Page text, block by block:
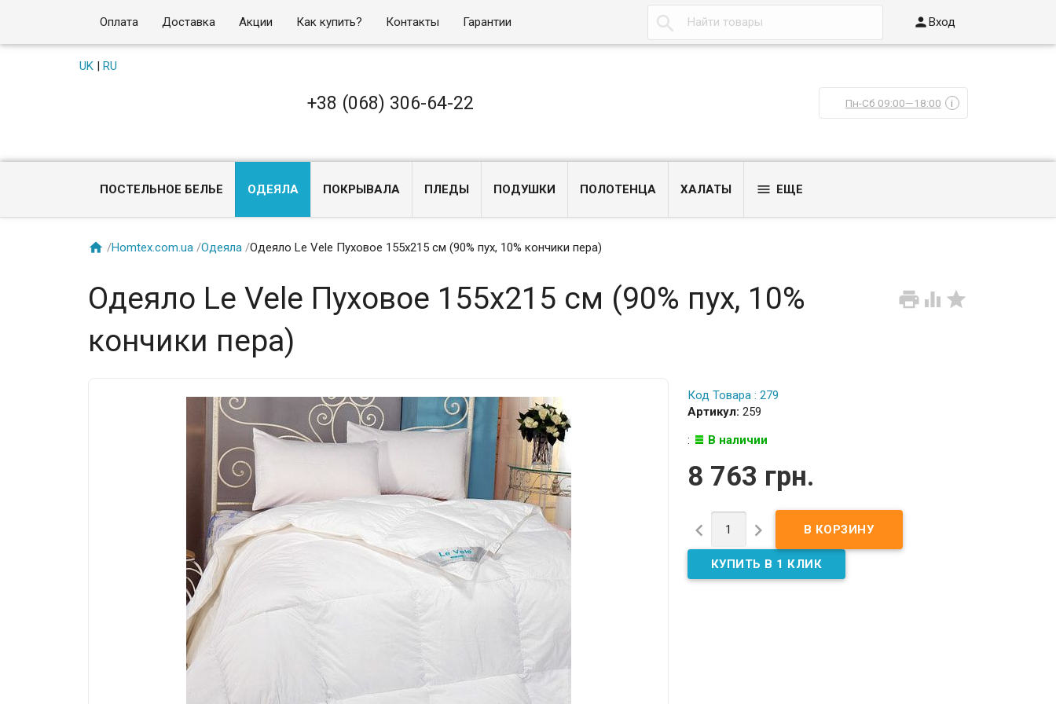
Оплата Доставка Акции Как купить? Контакты Гарантии  Вход
UK| RU
+38 (068) 306-64-22 Пн-Сб 09:00—18:00 i
ПОСТЕЛЬНОЕ БЕЛЬЕ ОДЕЯЛА ПОКРЫВАЛА ПЛЕДЫ ПОДУШКИ ПОЛОТЕНЦА ХАЛАТЫ  ЕЩЕ
 /Homtex.com.ua /Одеяла /Одеяло Le Vele Пуховое 155х215 см (90% пух, 10% кончики пера)
  
Одеяло Le Vele Пуховое 155х215 см (90% пух, 10%
кончики пера)
Код Товара : 279
Артикул: 259
:
В наличии
8 763 грн.
 